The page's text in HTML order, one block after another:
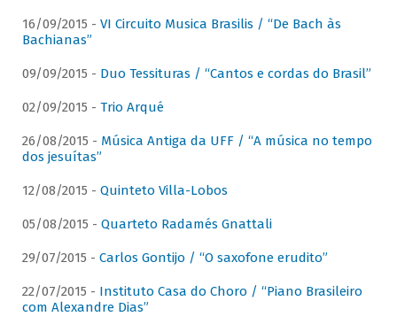
16/09/2015 - VI Circuito Musica Brasilis / “De Bach às
Bachianas”
09/09/2015 - Duo Tessituras / “Cantos e cordas do Brasil”
02/09/2015 - Trio Arqué
26/08/2015 - Música Antiga da UFF / “A música no tempo
dos jesuítas”
12/08/2015 - Quinteto Villa-Lobos
05/08/2015 - Quarteto Radamés Gnattali
29/07/2015 - Carlos Gontijo / “O saxofone erudito”
22/07/2015 - Instituto Casa do Choro / “Piano Brasileiro
com Alexandre Dias”